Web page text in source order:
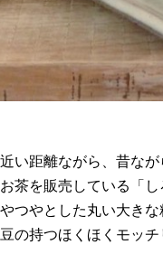
い距離ながら、昔な
茶を販売している「
つやとした丸い大き
の持つほくほくモッ